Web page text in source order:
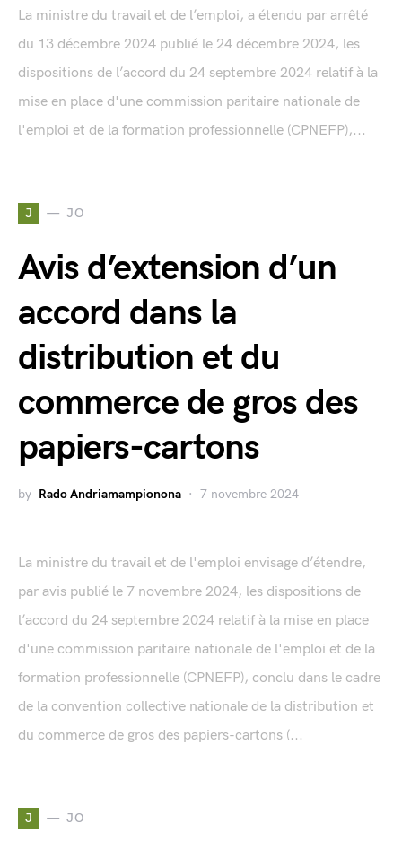
La ministre du travail et de l’emploi, a étendu par arrêté
du 13 décembre 2024 publié le 24 décembre 2024, les
dispositions de l’accord du 24 septembre 2024 relatif à la
mise en place d'une commission paritaire nationale de
l'emploi et de la formation professionnelle (CPNEFP),...
J JO
Avis d’extension d’un
accord dans la
distribution et du
commerce de gros des
papiers-cartons
by Rado Andriamampionona 7 novembre 2024
La ministre du travail et de l'emploi envisage d’étendre,
par avis publié le 7 novembre 2024, les dispositions de
l’accord du 24 septembre 2024 relatif à la mise en place
d'une commission paritaire nationale de l'emploi et de la
formation professionnelle (CPNEFP), conclu dans le cadre
de la convention collective nationale de la distribution et
du commerce de gros des papiers-cartons (...
J JO